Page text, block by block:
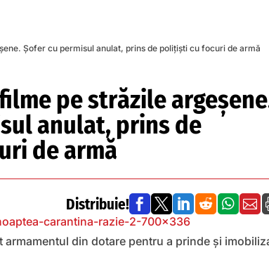
Șofer cu permisul anulat, prins de polițiști cu focuri de armă
pe străzile
anulat, prins de
de armă
Distribuie!      
din dotare pentru a prinde şi